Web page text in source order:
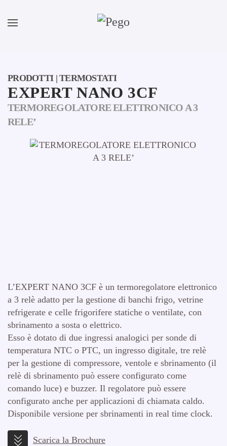
PRODOTTI | TERMOSTATI
EXPERT NANO 3CF
TERMOREGOLATORE ELETTRONICO A 3
RELE’
L’EXPERT NANO 3CF è un termoregolatore elettronico
a 3 relè adatto per la gestione di banchi frigo, vetrine
refrigerate e celle frigorifere statiche o ventilate, con
sbrinamento a sosta o elettrico.
Esso è dotato di due ingressi analogici per sonde di
temperatura NTC o PTC, un ingresso digitale, tre relè
per la gestione di compressore, ventole e sbrinamento (il
relè di sbrinamento può essere configurato come
comando luce) e buzzer. Il regolatore può essere
configurato anche per applicazioni di chiamata caldo.
Disponibile versione per sbrinamenti in real time clock.
Scarica la Brochure